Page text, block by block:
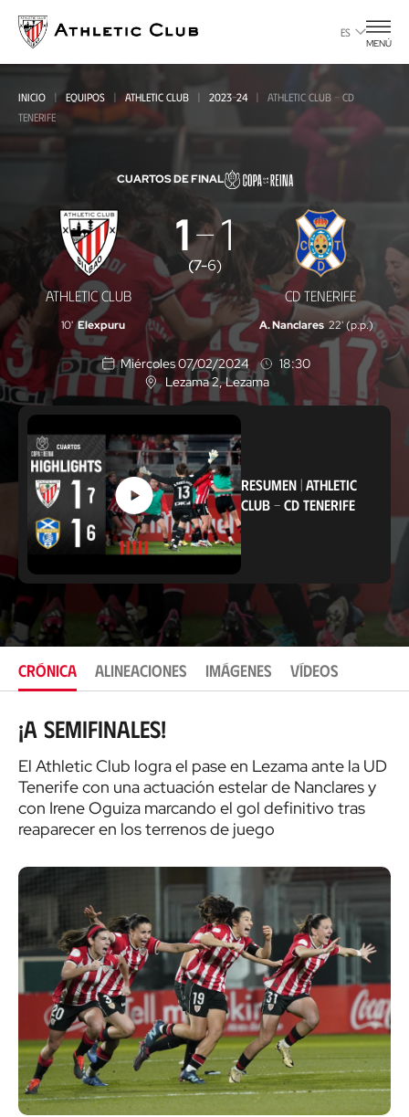
contenido
principal
ES
MENÚ
INICIO EQUIPOS ATHLETIC CLUB 2023-24
ATHLETIC CLUB - CD
TENERIFE
CUARTOS DE FINAL
Athletic
Club
CD
Tenerife
ATHLETIC CLUB
1 1
(7-6)
CD TENERIFE
10' Elexpuru A. Nanclares 22' (p.p.)
Miércoles 07/02/2024
18:30
U
b
i
c
a
c
i
ó
n
Lezama 2, Lezama
RESUMEN| ATHLETIC
CLUB- CD TENERIFE
CRÓNICA ALINEACIONES IMÁGENES VÍDEOS
¡A semifinales!
El Athletic Club logra el pase en Lezama ante la UD
Tenerife con una actuación estelar de Nanclares y
con Irene Oguiza marcando el gol definitivo tras
reaparecer en los terrenos de juego